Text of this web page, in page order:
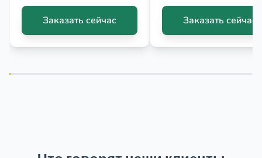
Заказать сейчас Заказать сейчас